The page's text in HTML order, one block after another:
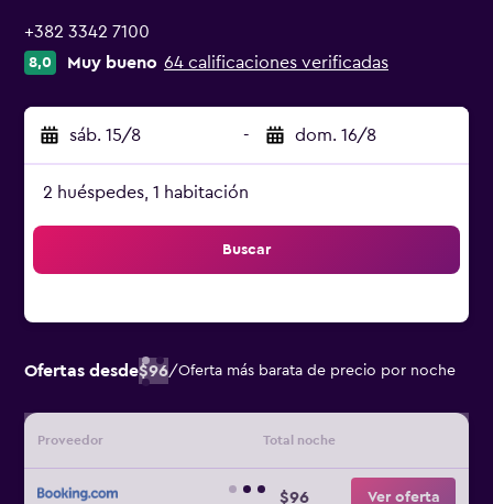
+382 3342 7100
8,0 Muy bueno 64 calificaciones verificadas
sáb. 15/8 - dom. 16/8
2 huéspedes, 1 habitación
Buscar
Ofertas desde$96/Oferta más barata de precio por noche
Proveedor Total noche
$96 Ver oferta